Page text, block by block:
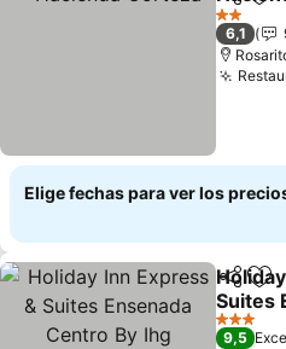
2 Estrellas
6,1
Elige fechas para ver los
Suites
By Ihg
Ver
3 Estrellas
9,5